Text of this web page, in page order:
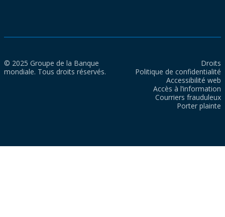
© 2025 Groupe de la Banque
mondiale. Tous droits réservés.
Droits
Politique de confidentialité
Accessibilité web
Accès à l’information
Courriers frauduleux
Porter plainte